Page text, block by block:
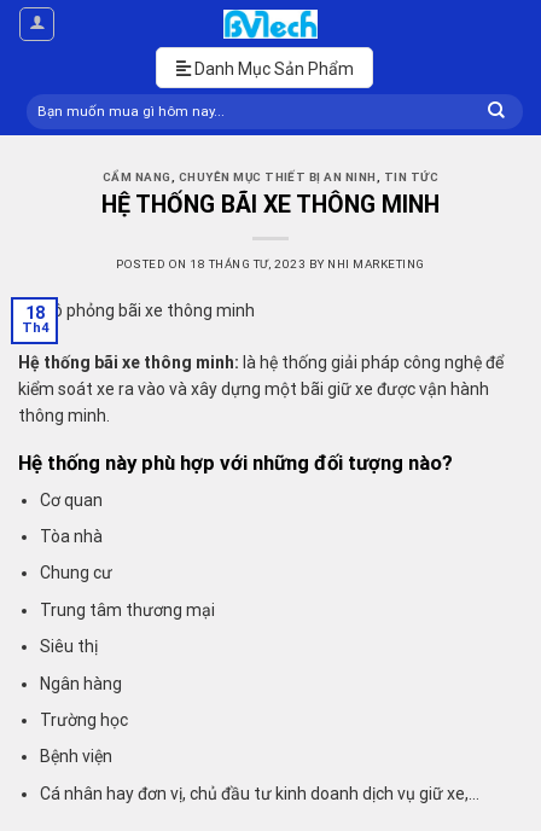
Skip
Danh Mục Sản Phẩm
Tìm
kiếm:
CẨM NANG CHUYÊN MỤC THIẾT BỊ AN NINH TIN TỨC
HỆ THỐNG BÃI XE THÔNG MINH
POSTED ON 18 THÁNG TƯ, 2023 BY NHI MARKETING
18
Th4
Hệ thống bãi xe thông minh: là hệ thống giải pháp công nghệ để
kiểm soát xe ra vào và xây dựng một bãi giữ xe được vận hành
thông minh.
Hệ thống này phù hợp với những đối tượng nào?
Cơ quan
Tòa nhà
Chung cư
Trung tâm thương mại
Siêu thị
Ngân hàng
Trường học
Bệnh viện
Cá nhân hay đơn vị, chủ đầu tư kinh doanh dịch vụ giữ xe,…